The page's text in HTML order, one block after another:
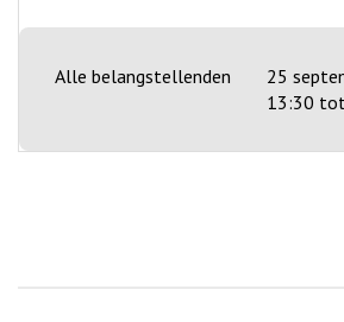
Alle belangstellenden
25
13:30